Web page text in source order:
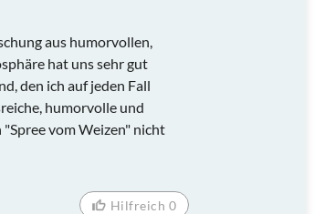
aus humorvollen,
hat uns sehr gut
den ich auf jeden Fall
humorvolle und
vom Weizen" nicht
Hilfreich 0